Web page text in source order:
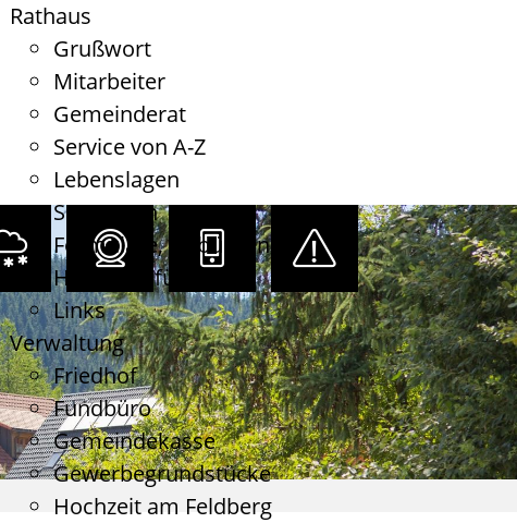
Rathaus
Grußwort
Mitarbeiter
Gemeinderat
Service von A-Z
Lebenslagen
Satzungen
Formulare, Gebühren
Haushaltsführung
Links
Verwaltung
Friedhof
Fundbüro
Gemeindekasse
Gewerbegrundstücke
Hochzeit am Feldberg